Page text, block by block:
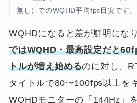
無し）でのWQHD平均fps目安です。
WQHDになると差が鮮明にな
ではWQHD・最高設定だと
トルが増え始めるのに対し、
タイトルで80〜100fps以上を
WQHDモニターの「144Hz」